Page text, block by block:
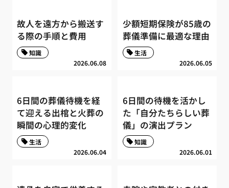
故人を遠方から搬送す
る際の手順と費用
2026.06.08
知識
少額短期保険が85歳の
葬儀準備に最適な理由
2026.06.05
生活
6日間の葬儀待機を経
て迎える出棺と火葬の
瞬間の心理的変化
2026.06.04
生活
6日間の待機を活かし
た「自分たちらしい葬
儀」の演出プラン
2026.06.01
知識